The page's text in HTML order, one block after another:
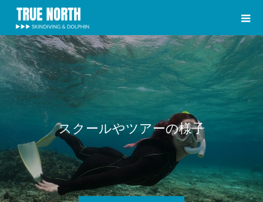
ス ク ールやツ アーの様子